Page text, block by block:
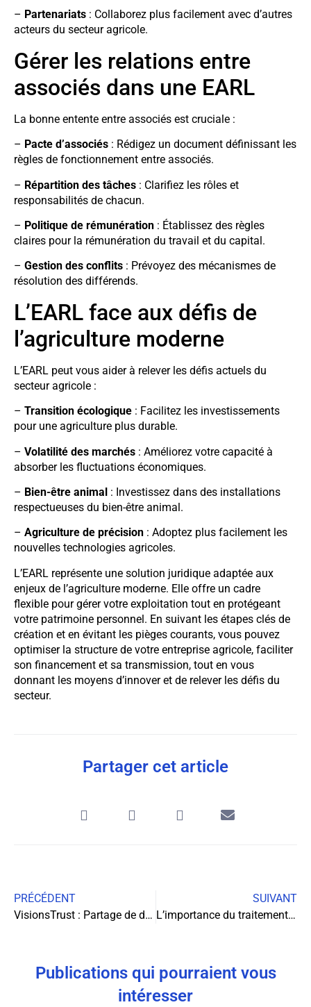
– Partenariats : Collaborez plus facilement avec d’autres
acteurs du secteur agricole.
Gérer les relations entre
associés dans une EARL
La bonne entente entre associés est cruciale :
– Pacte d’associés : Rédigez un document définissant les
règles de fonctionnement entre associés.
– Répartition des tâches : Clarifiez les rôles et
responsabilités de chacun.
– Politique de rémunération : Établissez des règles
claires pour la rémunération du travail et du capital.
– Gestion des conflits : Prévoyez des mécanismes de
résolution des différends.
L’EARL face aux défis de
l’agriculture moderne
L’EARL peut vous aider à relever les défis actuels du
secteur agricole :
– Transition écologique : Facilitez les investissements
pour une agriculture plus durable.
– Volatilité des marchés : Améliorez votre capacité à
absorber les fluctuations économiques.
– Bien-être animal : Investissez dans des installations
respectueuses du bien-être animal.
– Agriculture de précision : Adoptez plus facilement les
nouvelles technologies agricoles.
L’EARL représente une solution juridique adaptée aux
enjeux de l’agriculture moderne. Elle offre un cadre
flexible pour gérer votre exploitation tout en protégeant
votre patrimoine personnel. En suivant les étapes clés de
création et en évitant les pièges courants, vous pouvez
optimiser la structure de votre entreprise agricole, faciliter
son financement et sa transmission, tout en vous
donnant les moyens d’innover et de relever les défis du
secteur.
Partager cet article
PRÉCÉDENT
VisionsTrust : Partage de données dans l’éducation et l’emploi
SUIVANT
L’importance du traitement des eaux pour la durabilité des entreprises
Publications qui pourraient vous
intéresser